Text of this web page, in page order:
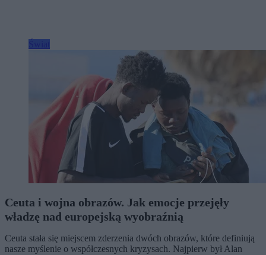
Ceuta i wojna obrazów. Jak emocje przejęły
władzę nad europejską wyobraźnią
Ceuta stała się miejscem zderzenia dwóch obrazów, które definiują
nasze myślenie o współczesnych kryzysach. Najpierw był Alan